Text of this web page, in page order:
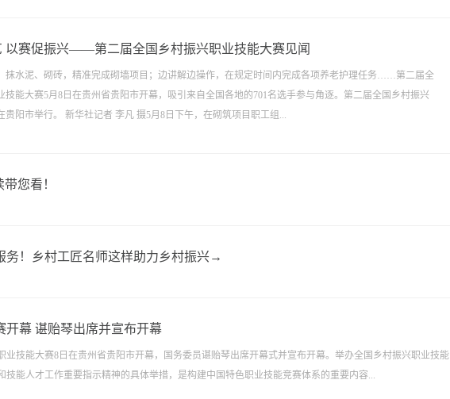
以赛促振兴——第二届全国乡村振兴职业技能大赛见闻
抹水泥、砌砖，精准完成砌墙项目；边讲解边操作，在规定时间内完成各项养老护理任务……第二届全
技能大赛5月8日在贵州省贵阳市开幕，吸引来自全国各地的701名选手参与角逐。第二届全国乡村振兴
贵阳市举行。 新华社记者 李凡 摄5月8日下午，在砌筑项目职工组...
您看！
务！乡村工匠名师这样助力乡村振兴→
开幕 谌贻琴出席并宣布开幕
技能大赛8日在贵州省贵阳市开幕，国务委员谌贻琴出席开幕式并宣布开幕。举办全国乡村振兴职业技能
技能人才工作重要指示精神的具体举措，是构建中国特色职业技能竞赛体系的重要内容...